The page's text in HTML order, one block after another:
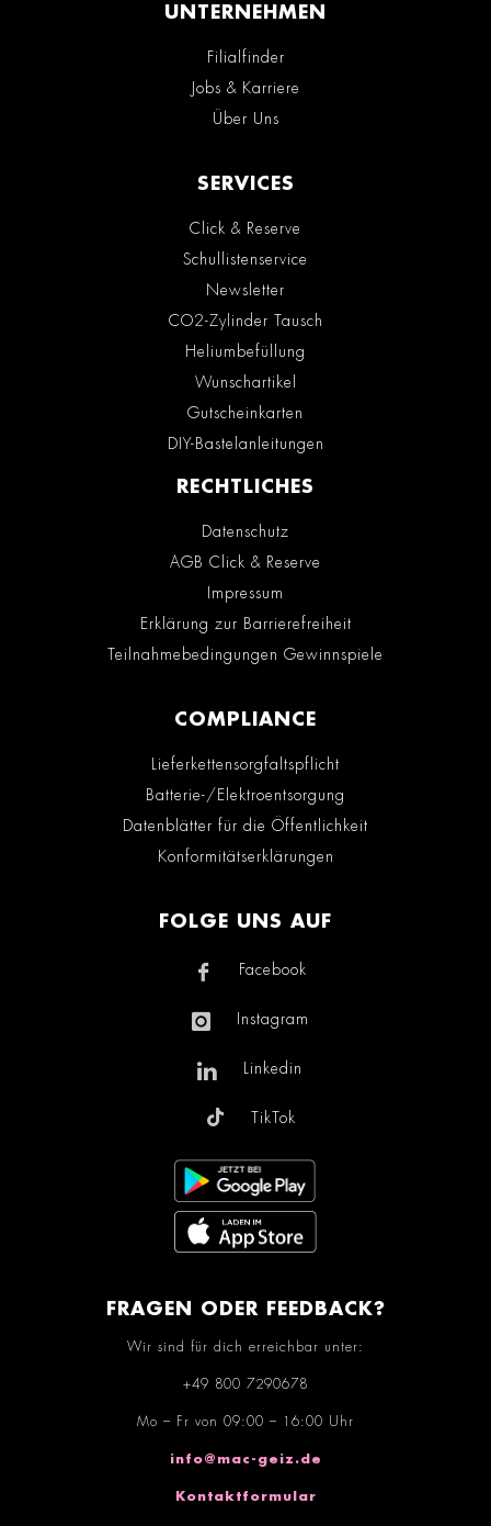
UNTERNEHMEN
Filialfinder
Jobs & Karriere
Über Uns
SERVICES
Click & Reserve
Schullistenservice
Newsletter
CO2-Zylinder Tausch
Heliumbefüllung
Wunschartikel
Gutscheinkarten
DIY-Bastelanleitungen
RECHTLICHES
Datenschutz
AGB Click & Reserve
Impressum
Erklärung zur Barrierefreiheit
Teilnahmebedingungen Gewinnspiele
COMPLIANCE
Lieferkettensorgfaltspflicht
Batterie-/Elektroentsorgung
Datenblätter für die Öffentlichkeit
Konformitätserklärungen
FOLGE UNS AUF
Facebook
Instagram
Linkedin
TikTok
FRAGEN ODER FEEDBACK?
Wir sind für dich erreichbar unter:
+49 800 7290678
Mo – Fr von 09:00 – 16:00 Uhr
info@mac-geiz.de
Kontaktformular